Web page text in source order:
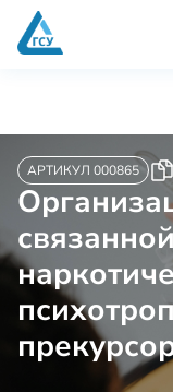
АРТИКУЛ 000865